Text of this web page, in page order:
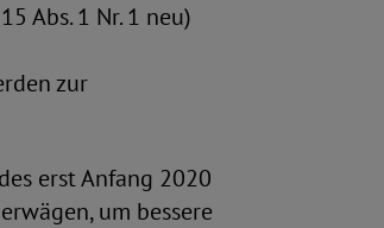
Abs. 1 Nr. 1 neu)
zur
erst Anfang 2020
um bessere